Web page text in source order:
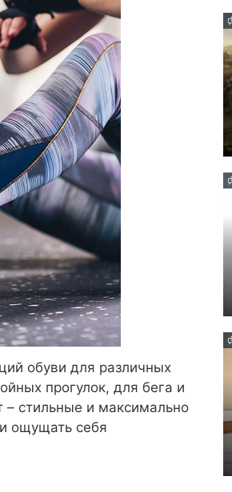
обуви для различных
прогулок, для бега и
стильные и максимально
ощущать себя